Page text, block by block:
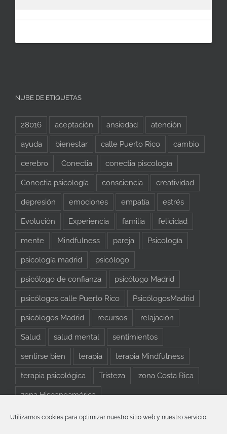
Utilizamos cookies para optimizar nuestro sitio web y nuestro servicio.
NUBE DE ETIQUETAS
28016 aceptación ansiedad atención
ayuda bienestar calle Puerto Rico cambio
cerebro Conectia conectia piscología
Conectia psicología consciencia creatividad
depresión emociones empatía estrés
Evolución Experiencia familia felicidad
mente Mindfulness pareja Psicología
psicología madrid psicólogo
psicólogo de confianza psicólogo Madrid
psicólogos calle Puerto Rico PsicólogosMadrid
psicólogos Madrid recursos relajación
Salud salud mental sentimientos
sentirse bien terapia terapia Mindfulness
terapia psicológica Tristeza zona Costa Rica
zona Hispanoamérica